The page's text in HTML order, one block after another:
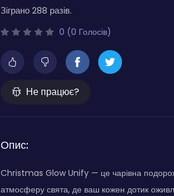
Зіграно 288 разів.
0 (0 Голосів)
Не працює?
Опис:
Christmas Glow Unify — це чарівна подорож
атмосферу свята, де ваш кожен дотик